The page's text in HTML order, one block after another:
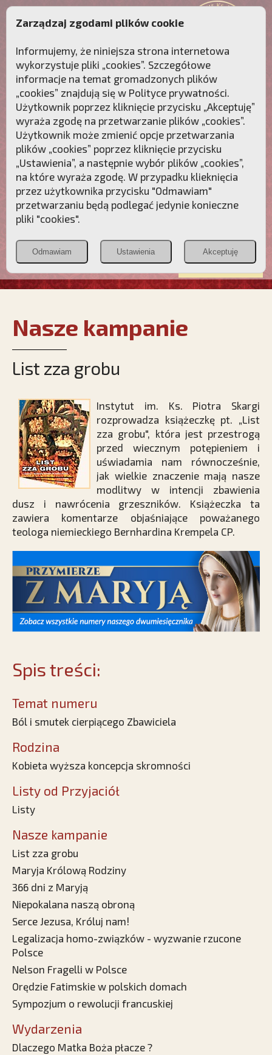
Przebudźmy sumienia Polaków!
Polonia
Christiana
PCh24.pl
Przymierze
POZNAJ APOSTOLAT FATIMY WESPRZYJ
NAS
Nasze kampanie
List zza grobu
Instytut im. Ks. Piotra Skargi
rozprowadza książeczkę pt. „List
zza grobu", która jest przestrogą
przed wiecznym potępieniem i
uświadamia nam równocześnie,
jak wielkie znaczenie mają nasze
modlitwy w intencji zbawienia
dusz i nawrócenia grzeszników. Książeczka ta
zawiera komentarze objaśniające poważanego
teologa niemieckiego Bernhardina Krempela CP.
Spis treści:
Temat numeru
Ból i smutek cierpiącego Zbawiciela
Rodzina
Kobieta wyższa koncepcja skromności
Listy od Przyjaciół
Listy
Nasze kampanie
List zza grobu
Maryja Królową Rodziny
366 dni z Maryją
Niepokalana naszą obroną
Serce Jezusa, Króluj nam!
Legalizacja homo-związków - wyzwanie rzucone
Polsce
Nelson Fragelli w Polsce
Orędzie Fatimskie w polskich domach
Sympozjum o rewolucji francuskiej
Wydarzenia
Dlaczego Matka Boża płacze ?
Zarządzaj zgodami plików cookie
Informujemy, że niniejsza strona internetowa
wykorzystuje pliki „cookies”. Szczegółowe
informacje na temat gromadzonych plików
„cookies” znajdują się w Polityce prywatności.
Użytkownik poprzez kliknięcie przycisku „Akceptuję”
wyraża zgodę na przetwarzanie plików „cookies”.
Użytkownik może zmienić opcje przetwarzania
plików „cookies” poprzez kliknięcie przycisku
„Ustawienia”, a następnie wybór plików „cookies”,
na które wyraża zgodę. W przypadku klieknięcia
przez użytkownika przycisku "Odmawiam"
przetwarzaniu będą podlegać jedynie konieczne
pliki "cookies".
Odmawiam Ustawienia Akceptuję